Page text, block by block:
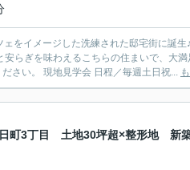
をイメージした洗練された邸宅街に誕
らぎを味わえるこちらの住まいで、大
か。是非一度、実際に現地をご体感ください。 まずは電話でお問い合わせください。 現地見学会 日程／毎週土日祝...
町3丁目 土地30坪超×整形地 新